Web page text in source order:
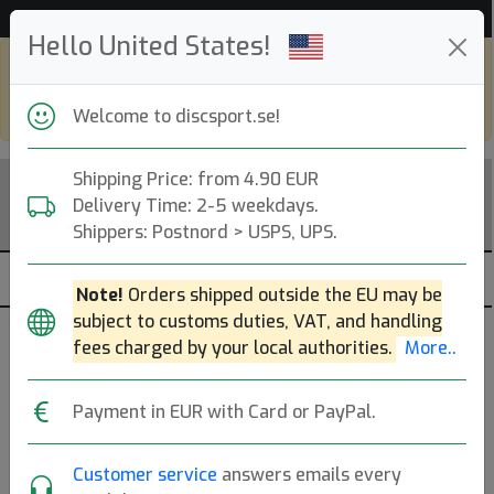
Hello United States!
Welcome to discsport.se!
Shipping Price: from 4.90 EUR
Delivery Time: 2-5 weekdays.
Shippers: Postnord > USPS, UPS.
Note! Orders shipped outside the EU may be
subject to customs duties, VAT, and handling
fees charged by your local authorities. More..
Payment in EUR with Card or PayPal.
Customer service answers emails every
go todiscsport.com
Squatch
— Bäst betyg —